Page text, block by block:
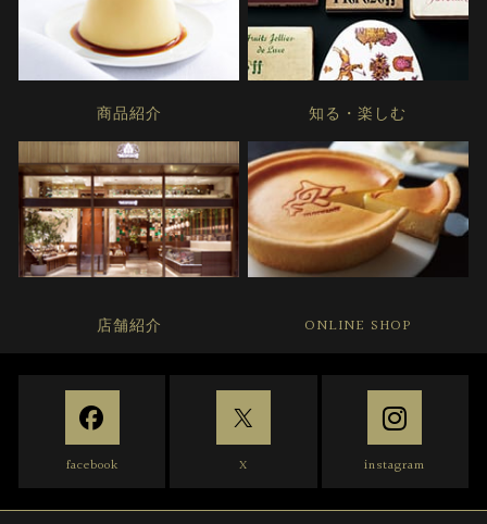
商品紹介 知る・楽しむ
店舗紹介 ONLINE SHOP
facebook X instagram